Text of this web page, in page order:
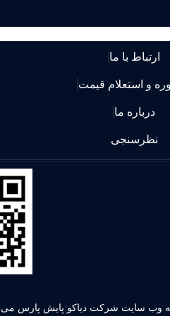
ارتباط با ما
و استعلام قیمت
درباره ما
نظرسنجی
وب سایت شرکت دیاکو پایش پارس می